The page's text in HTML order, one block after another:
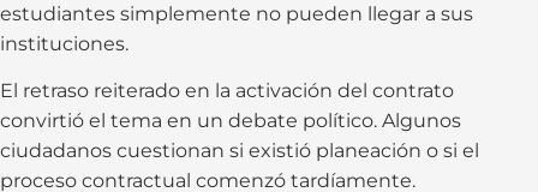
estudiantes simplemente no pueden llegar a sus
instituciones.
El retraso reiterado en la activación del contrato
convirtió el tema en un debate político. Algunos
ciudadanos cuestionan si existió planeación o si el
proceso contractual comenzó tardíamente.